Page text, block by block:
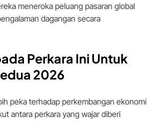
meneroka peluang pasaran global
dagangan secara
Perkara Ini Untuk
2026
peka terhadap perkembangan ekonomi
antara perkara yang wajar diberi